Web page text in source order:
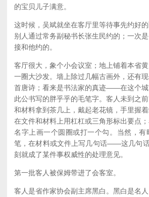
的宝贝儿子满意。
这时候，吴斌就坐在客厅里等待事先约好
别人通过常务副秘书长张生民约的；一次
接和他约的。
客厅很大，象个小会议室；地上铺着本省
一圈大沙发。墙上除过几幅古画外，还有
首唐诗；看来是书法家的真迹——在这个城
此公书写的胖乎乎的毛笔字。客人未到之
和材料拿到茶几上，戴起老花镜，手里握
在文件和材料上用杠杠或三角形标出要点
名字上画一个圆圈或打一个勾。当然，有
笔，在材料或文件上写几句话——这几句话
刻就成了某件事权威性的处理意见。
第一批客人被保姆带进了会客室。
客人是省作家协会副主席黑白。黑白是名